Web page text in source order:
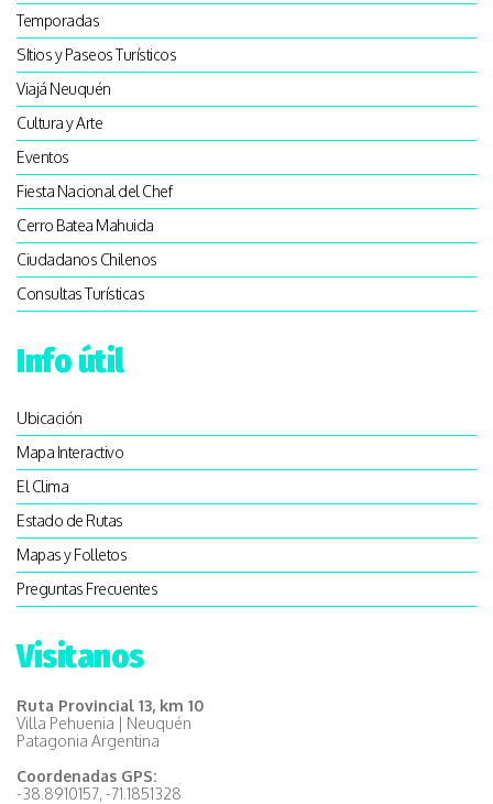
Temporadas
SItios y Paseos Turísticos
Viajá Neuquén
Cultura y Arte
Eventos
Fiesta Nacional del Chef
Cerro Batea Mahuida
Ciudadanos Chilenos
Consultas Turísticas
Info útil
Ubicación
Mapa Interactivo
El Clima
Estado de Rutas
Mapas y Folletos
Preguntas Frecuentes
Visitanos
Ruta Provincial 13, km 10
Villa Pehuenia | Neuquén
Patagonia Argentina
Coordenadas GPS:
-38.8910157, -71.1851328